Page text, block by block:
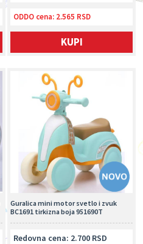
ODDO cena: 2.565 RSD
KUPI
Guralica mini motor svetlo i zvuk
BC1691 tirkizna boja 951690T
Redovna cena: 2.700 RSD